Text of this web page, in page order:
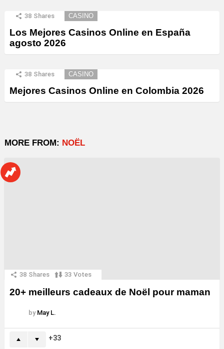
38 Shares CASINO
Los Mejores Casinos Online en España
agosto 2026
38 Shares CASINO
Mejores Casinos Online en Colombia 2026
MORE FROM: NOËL
38 Shares 33 Votes
20+ meilleurs cadeaux de Noël pour maman
by May L.
33